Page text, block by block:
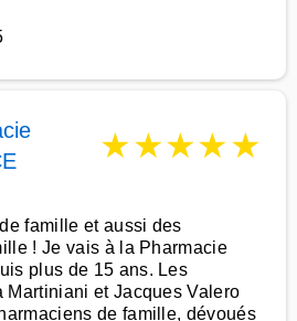
★★★★★
famille et aussi des
! Je vais à la Pharmacie
plus de 15 ans. Les
Martiniani et Jacques Valero
de famille, dévoués